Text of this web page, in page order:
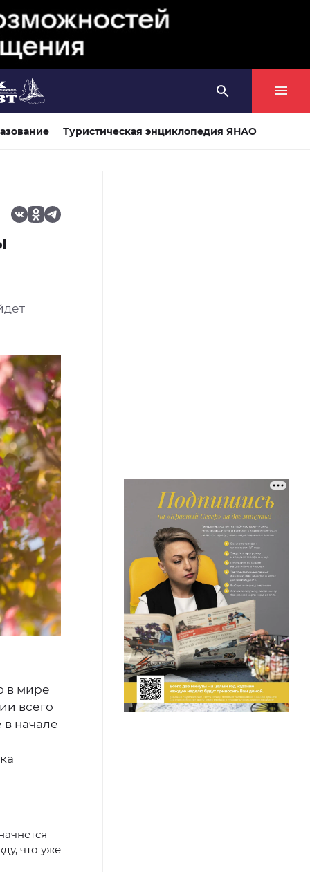
Туристическая энциклопедия ЯНАО
в мире
всего
начале
что уже